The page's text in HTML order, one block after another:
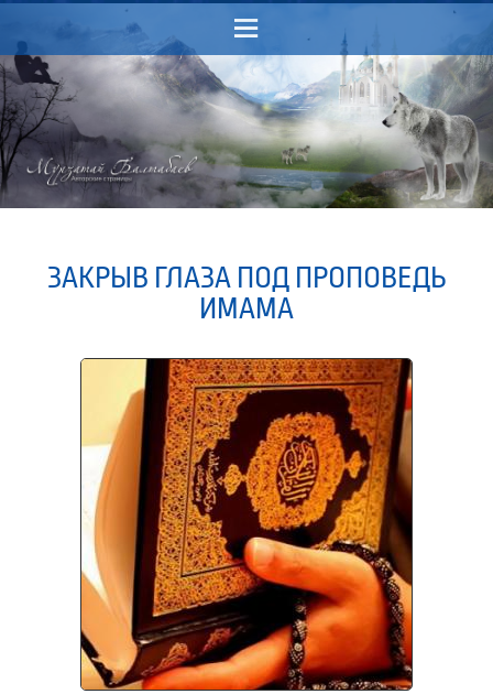
Menu
ЗАКРЫВ ГЛАЗА ПОД ПРОПОВЕДЬ
ИМАМА